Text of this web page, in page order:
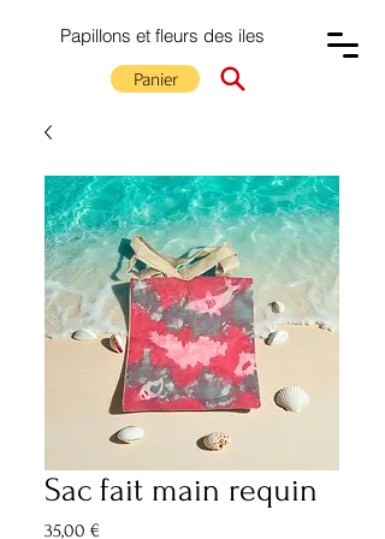
Papillons et fleurs des iles
Panier
Sac fait main requin
35,00 €